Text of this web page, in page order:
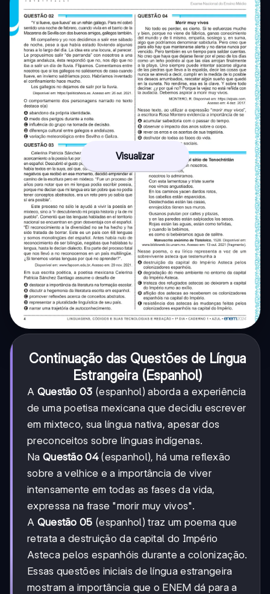
Visualizar
Continuação das Questões de Língua
Estrangeira (Espanhol)
A Questão 03 (espanhol) aborda a experiência
de uma poetisa mexicana que decidiu escrever
em mixteco, sua língua nativa, apesar dos
preconceitos sobre línguas indígenas.
Na Questão 04(espanhol), há uma reflexão
sobre a velhice e a importância de viver
intensamente em todas as fases da vida,
expressa na frase "morir muy vivos".
A Questão 05 (espanhol) traz um poema que
retrata a destruição da capital do Império
Asteca pelos espanhóis durante a colonização.
Essas questões iniciais de língua estrangeira
mostram a importância que o ENEM dá para a